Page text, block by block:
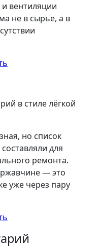
вентиляции
не в сырье, а в
в стиле лёгкой
но список
для
ремонта.
ржавчине — это
уже через пару